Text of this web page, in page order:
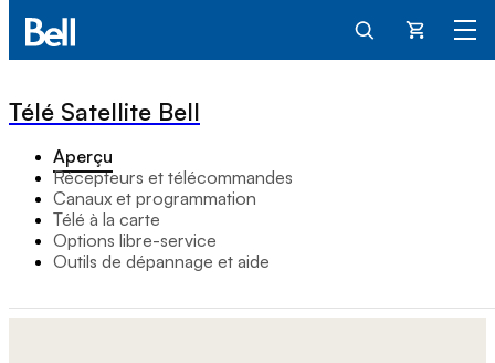
Panier
Télé Satellite Bell
Aperçu
Récepteurs et télécommandes
Canaux et programmation
Télé à la carte
Options libre-service
Outils de dépannage et aide